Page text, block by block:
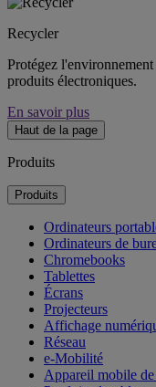
Recycler
Protégez
produits électroniques.
En savoir plus
Haut de la page
Produits
Produits
Ordinateurs
Ordinateurs de
Chromebooks
Tablettes
Écrans
Projecteurs
Affichage
Réseau
e-Mobilité
Appareil mobile